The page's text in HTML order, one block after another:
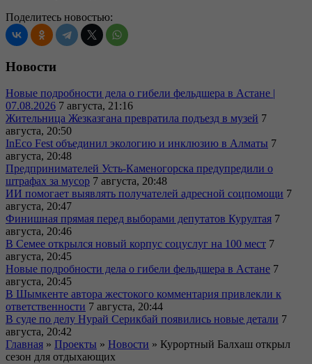
Поделитесь новостью:
Новости
Новые подробности дела о гибели фельдшера в Астане |
07.08.2026 7 августа, 21:16
Жительница Жезказгана превратила подъезд в музей 7
августа, 20:50
InEco Fest объединил экологию и инклюзию в Алматы 7
августа, 20:48
Предпринимателей Усть-Каменогорска предупредили о
штрафах за мусор 7 августа, 20:48
ИИ помогает выявлять получателей адресной соцпомощи 7
августа, 20:47
Финишная прямая перед выборами депутатов Курултая 7
августа, 20:46
В Семее открылся новый корпус соцуслуг на 100 мест 7
августа, 20:45
Новые подробности дела о гибели фельдшера в Астане 7
августа, 20:45
В Шымкенте автора жестокого комментария привлекли к
ответственности 7 августа, 20:44
В суде по делу Нурай Серикбай появились новые детали 7
августа, 20:42
Главная » Проекты » Новости » Курортный Балхаш открыл
сезон для отдыхающих